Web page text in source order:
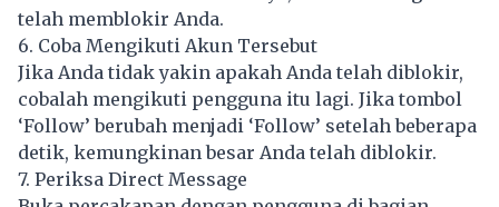
telah memblokir Anda.
6. Coba Mengikuti Akun Tersebut
Jika Anda tidak yakin apakah Anda telah diblokir,
cobalah mengikuti pengguna itu lagi. Jika tombol
‘Follow’ berubah menjadi ‘Follow’ setelah beberapa
detik, kemungkinan besar Anda telah diblokir.
7. Periksa Direct Message